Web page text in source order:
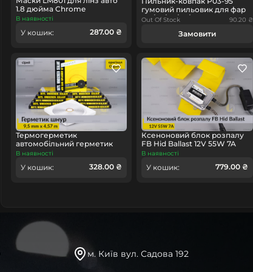
1.8 дюйма Chrome
В наявності
У кошик: 287.00 ₴
гумовий пильовик для фар
(55/70/80/90/95 мм)
Out Of Stock 90.20 ₴
Замовити
Термогерметик
автомобільний герметик
для фар Orgavyl Оргавіл
В наявності
У кошик: 328.00 ₴
Ксеноновий блок розпалу
FB Hid Ballast 12V 55W 7A
В наявності
У кошик: 779.00 ₴
м. Київ вул. Садова 192